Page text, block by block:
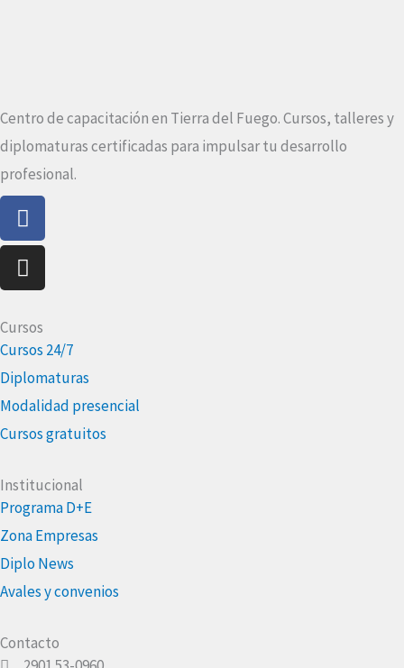
Centro de capacitación en Tierra del Fuego. Cursos, talleres y
diplomaturas certificadas para impulsar tu desarrollo
profesional.
Facebook-
f
Instagram
Cursos
Cursos 24/7
Diplomaturas
Modalidad presencial
Cursos gratuitos
Institucional
Programa D+E
Zona Empresas
Diplo News
Avales y convenios
Contacto